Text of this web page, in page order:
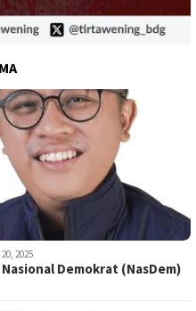
2025
Demokrat (NasDem)